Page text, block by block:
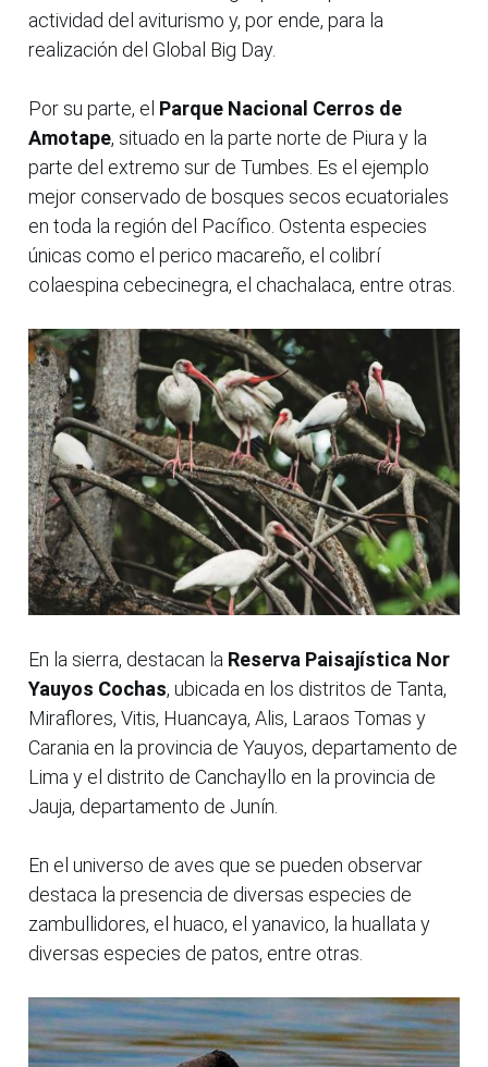
actividad del aviturismo y, por ende, para la
realización del Global Big Day.
Por su parte, el Parque Nacional Cerros de
Amotape, situado en la parte norte de Piura y la
parte del extremo sur de Tumbes. Es el ejemplo
mejor conservado de bosques secos ecuatoriales
en toda la región del Pacífico. Ostenta especies
únicas como el perico macareño, el colibrí
colaespina cebecinegra, el chachalaca, entre otras.
En la sierra, destacan la Reserva Paisajística Nor
Yauyos Cochas, ubicada en los distritos de Tanta,
Miraflores, Vitis, Huancaya, Alis, Laraos Tomas y
Carania en la provincia de Yauyos, departamento de
Lima y el distrito de Canchayllo en la provincia de
Jauja, departamento de Junín.
En el universo de aves que se pueden observar
destaca la presencia de diversas especies de
zambullidores, el huaco, el yanavico, la huallata y
diversas especies de patos, entre otras.